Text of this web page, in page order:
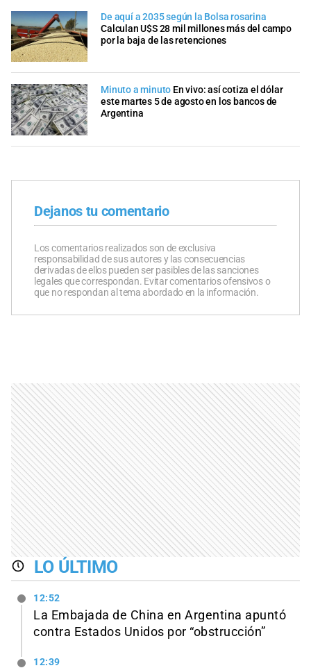
De aquí a 2035 según la Bolsa rosarina
Calculan U$S 28 mil millones más del campo
por la baja de las retenciones
Minuto a minuto En vivo: así cotiza el dólar
este martes 5 de agosto en los bancos de
Argentina
Dejanos tu comentario
Los comentarios realizados son de exclusiva
responsabilidad de sus autores y las consecuencias
derivadas de ellos pueden ser pasibles de las sanciones
legales que correspondan. Evitar comentarios ofensivos o
que no respondan al tema abordado en la información.
LO ÚLTIMO
12:52
La Embajada de China en Argentina apuntó
contra Estados Unidos por “obstrucción”
12:39